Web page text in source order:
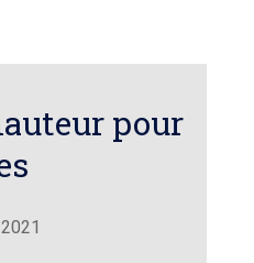
pour